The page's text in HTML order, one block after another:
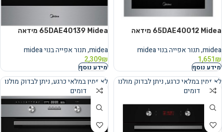
65DAE40012 Midea מידאה
midea
,תנור אפייה בנוי midea
1,651₪
מידע נוסף
65DAE40139 Midea מידאה
midea
,תנור אפייה בנוי midea
2,309₪
מידע נוסף
נמכר
לא זמין במלאי כרגע, ניתן לבדוק מולנו
מוצרים דומים
נמכר
לא זמין במלאי כרגע, ניתן לבדוק מולנו
מוצרים דומים